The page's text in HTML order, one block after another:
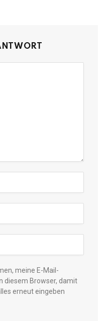
meine E-Mail-
diesem Browser, damit
erneut eingeben
Danish